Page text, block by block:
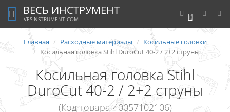
0
ВЕСЬ ИНСТРУМЕНТ
VESINSTRUMENT.COM
Главная Расходные материалы
Косильные головки
Косильная головка Stihl DuroCut 40-2 / 2+2 струны
Косильная головка Stihl
DuroCut 40-2 / 2+2 струны
(Код товара 40057102106)